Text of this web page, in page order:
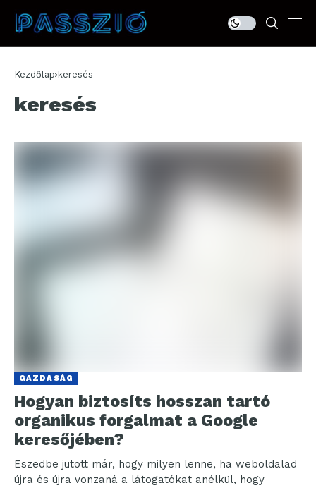
Kezdőlap keresés
keresés
GAZDASÁG
Hogyan biztosíts hosszan tartó
organikus forgalmat a Google
keresőjében?
Eszedbe jutott már, hogy milyen lenne, ha weboldalad
újra és újra vonzaná a látogatókat anélkül, hogy